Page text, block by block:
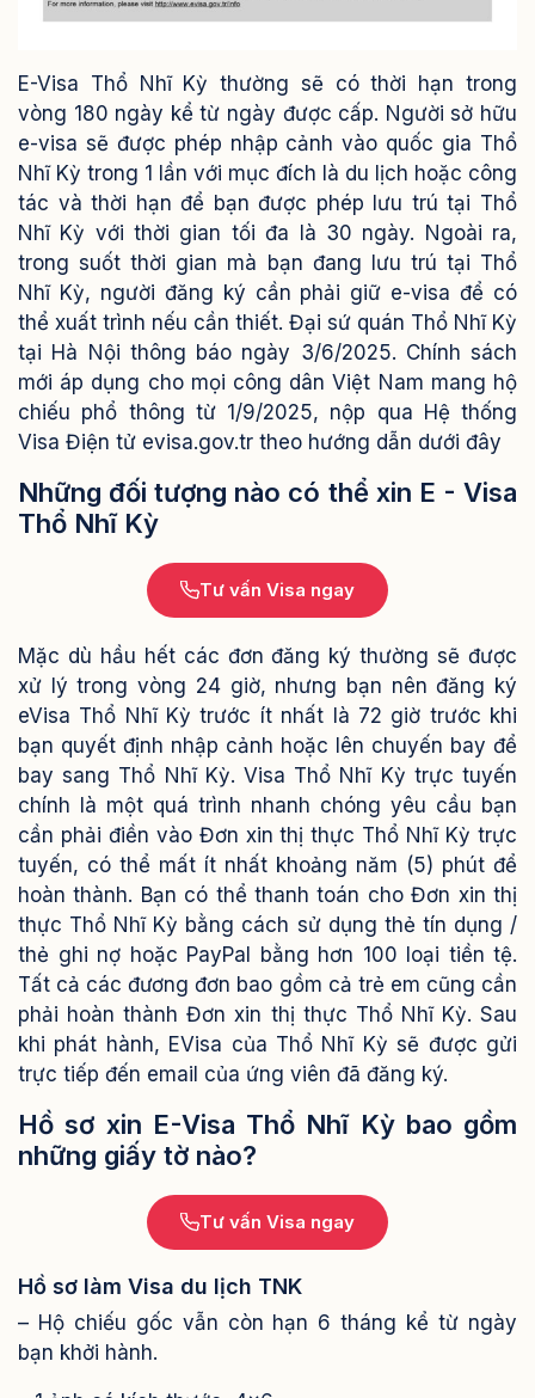
E-Visa Thổ Nhĩ Kỳ thường sẽ có thời hạn trong
vòng 180 ngày kể từ ngày được cấp. Người sở hữu
e-visa sẽ được phép nhập cảnh vào quốc gia Thổ
Nhĩ Kỳ trong 1 lần với mục đích là du lịch hoặc công
tác và thời hạn để bạn được phép lưu trú tại Thổ
Nhĩ Kỳ với thời gian tối đa là 30 ngày. Ngoài ra,
trong suốt thời gian mà bạn đang lưu trú tại Thổ
Nhĩ Kỳ, người đăng ký cần phải giữ e-visa để có
thể xuất trình nếu cần thiết. Đại sứ quán Thổ Nhĩ Kỳ
tại Hà Nội thông báo ngày 3/6/2025. Chính sách
mới áp dụng cho mọi công dân Việt Nam mang hộ
chiếu phổ thông từ 1/9/2025, nộp qua Hệ thống
Visa Điện tử evisa.gov.tr theo hướng dẫn dưới đây
Những đối tượng nào có thể xin E - Visa
Thổ Nhĩ Kỳ
Tư vấn Visa ngay
Mặc dù hầu hết các đơn đăng ký thường sẽ được
xử lý trong vòng 24 giờ, nhưng bạn nên đăng ký
eVisa Thổ Nhĩ Kỳ trước ít nhất là 72 giờ trước khi
bạn quyết định nhập cảnh hoặc lên chuyến bay để
bay sang Thổ Nhĩ Kỳ. Visa Thổ Nhĩ Kỳ trực tuyến
chính là một quá trình nhanh chóng yêu cầu bạn
cần phải điền vào Đơn xin thị thực Thổ Nhĩ Kỳ trực
tuyến, có thể mất ít nhất khoảng năm (5) phút để
hoàn thành. Bạn có thể thanh toán cho Đơn xin thị
thực Thổ Nhĩ Kỳ bằng cách sử dụng thẻ tín dụng /
thẻ ghi nợ hoặc PayPal bằng hơn 100 loại tiền tệ.
Tất cả các đương đơn bao gồm cả trẻ em cũng cần
phải hoàn thành Đơn xin thị thực Thổ Nhĩ Kỳ. Sau
khi phát hành, EVisa của Thổ Nhĩ Kỳ sẽ được gửi
trực tiếp đến email của ứng viên đã đăng ký.
Hồ sơ xin E-Visa Thổ Nhĩ Kỳ bao gồm
những giấy tờ nào?
Tư vấn Visa ngay
Hồ sơ làm Visa du lịch TNK
– Hộ chiếu gốc vẫn còn hạn 6 tháng kể từ ngày
bạn khởi hành.